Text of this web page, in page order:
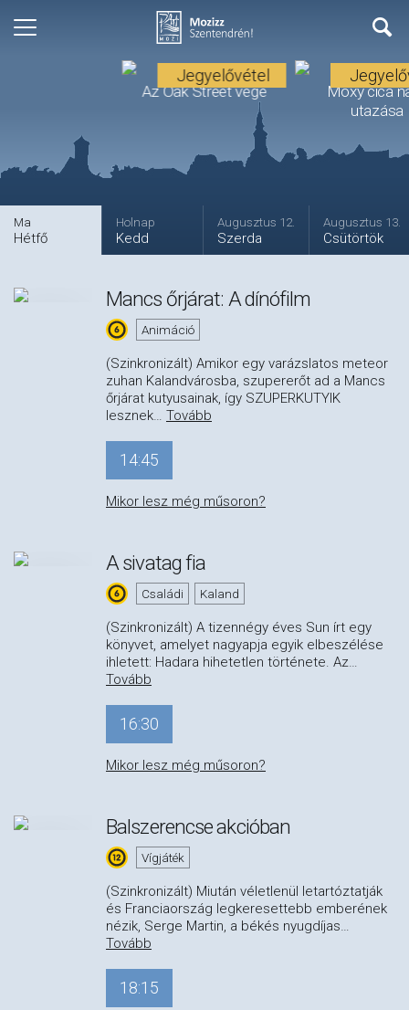
Az Oak Street vége
Jegyelővétel
Moxy cica
utazása
Ma
Hétfő
Holnap
Kedd
Augusztus 12.
Szerda
Augusztus 13.
Csütörtök
Mancs őrjárat: A dínófilm
Animáció
(Szinkronizált) Amikor egy varázslatos meteor
zuhan Kalandvárosba, szupererőt ad a Mancs
őrjárat kutyusainak, így SZUPERKUTYIK
lesznek… Tovább
14:45
Mikor lesz még műsoron?
A sivatag fia
Családi Kaland
(Szinkronizált) A tizennégy éves Sun írt egy
könyvet, amelyet nagyapja egyik elbeszélése
ihletett: Hadara hihetetlen története. Az…
Tovább
16:30
Mikor lesz még műsoron?
Balszerencse akcióban
Vígjáték
(Szinkronizált) Miután véletlenül letartóztatják
és Franciaország legkeresettebb emberének
nézik, Serge Martin, a békés nyugdíjas…
Tovább
18:15